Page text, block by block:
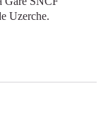
Uzerche.